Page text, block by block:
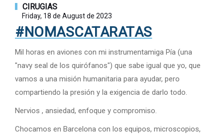
CIRUGIAS
Friday, 18 de August de 2023
#NOMASCATARATAS
Mil horas en aviones con mi instrumentamiga Pía (una
"navy seal de los quirófanos") que sabe igual que yo, que
vamos a una misión humanitaria para ayudar, pero
compartiendo la presión y la exigencia de darlo todo.
Nervios , ansiedad, enfoque y compromiso.
Chocamos en Barcelona con los equipos, microscopios,